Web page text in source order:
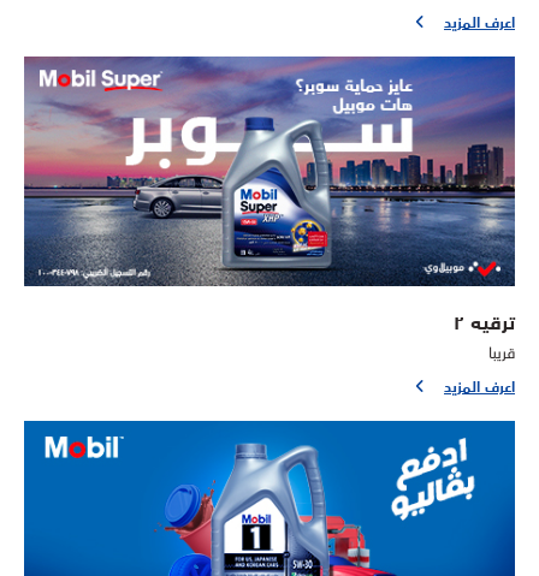
اعرف المزيد
ترقيه ٢
قريبا
اعرف المزيد